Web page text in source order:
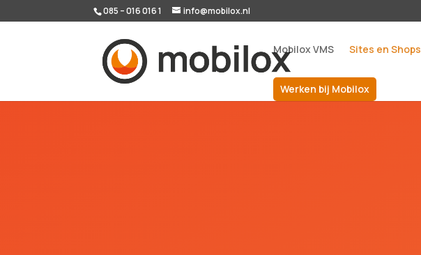
085 – 016 016 1 info@mobilox.nl
Mobilox VMS Sites en Shops
Werken bij Mobilox